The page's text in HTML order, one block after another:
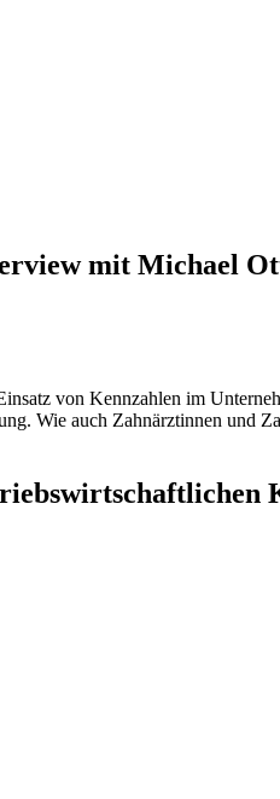
mit Michael
von Kenn­zahlen im
Wie auch Zahn­ärz­tinnen